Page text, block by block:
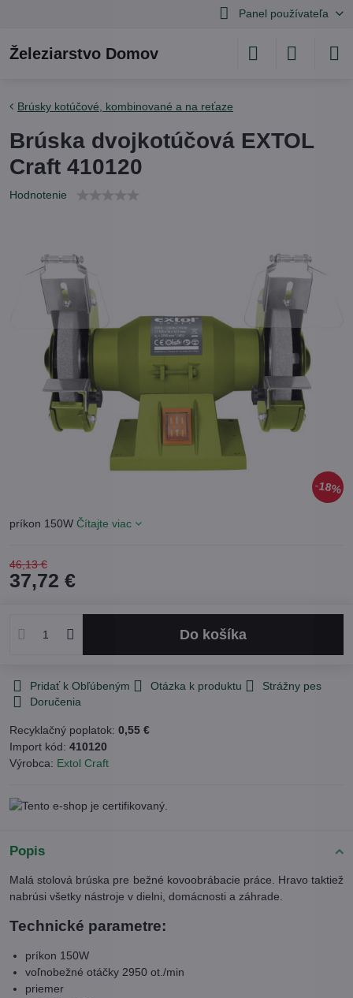
Panel používateľa
Železiarstvo Domov
18%
Brúsky kotúčové, kombinované a na reťaze
Brúska dvojkotúčová EXTOL
Craft 410120
Hodnotenie
príkon 150W Čítajte viac
46,13 €
37,72 €
Do košíka
Pridať k Obľúbeným Otázka k produktu
Strážny pes
Doručenia
Recyklačný poplatok: 0,55 €
Import kód: 410120
Výrobca: Extol Craft
Popis
Malá stolová brúska pre bežné kovoobrábacie práce. Hravo taktiež
nabrúsi všetky nástroje v dielni, domácnosti a záhrade.
Technické parametre:
príkon 150W
voľnobežné otáčky 2950 ot./min
priemer